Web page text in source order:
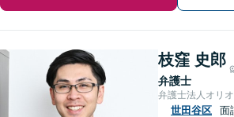
枝窪 史郎
弁護士
弁護士法人オリ
世田谷区
面